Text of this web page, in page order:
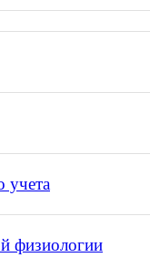
учета
физиологии